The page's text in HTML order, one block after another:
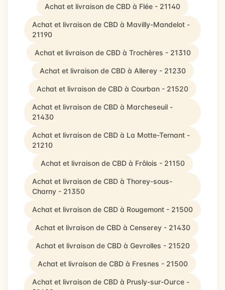
Achat et livraison de CBD à Flée - 21140
Achat et livraison de CBD à Mavilly-Mandelot -
21190
Achat et livraison de CBD à Trochères - 21310
Achat et livraison de CBD à Allerey - 21230
Achat et livraison de CBD à Courban - 21520
Achat et livraison de CBD à Marcheseuil -
21430
Achat et livraison de CBD à La Motte-Ternant -
21210
Achat et livraison de CBD à Frôlois - 21150
Achat et livraison de CBD à Thorey-sous-
Charny - 21350
Achat et livraison de CBD à Rougemont - 21500
Achat et livraison de CBD à Censerey - 21430
Achat et livraison de CBD à Gevrolles - 21520
Achat et livraison de CBD à Fresnes - 21500
Achat et livraison de CBD à Prusly-sur-Ource -